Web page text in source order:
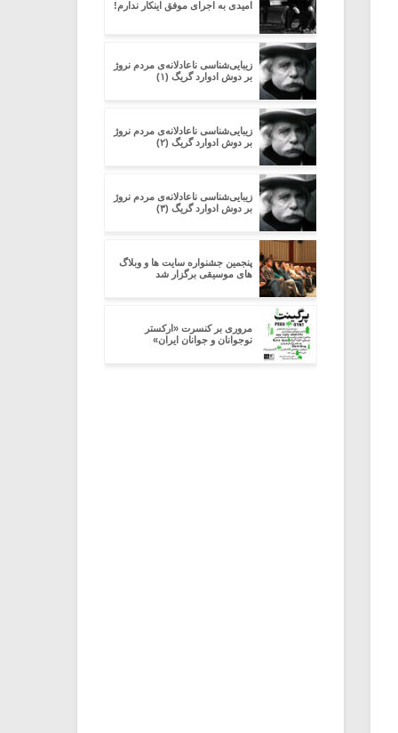
امیدی به اجرای موفق اینکار ندارم!
زیبایی‌شناسی ناعادلانه‌ی مردم نروژ
بر دوشِ ادوارد گریگ (۱)
زیبایی‌شناسی ناعادلانه‌ی مردم نروژ
بر دوشِ ادوارد گریگ (۲)
زیبایی‌شناسی ناعادلانه‌ی مردم نروژ
بر دوشِ ادوارد گریگ (۳)
پنجمین جشنواره سایت ها و وبلاگ
های موسیقی برگزار شد
مروری بر کنسرت «ارکستر
نوجوانان و جوانان ایران»